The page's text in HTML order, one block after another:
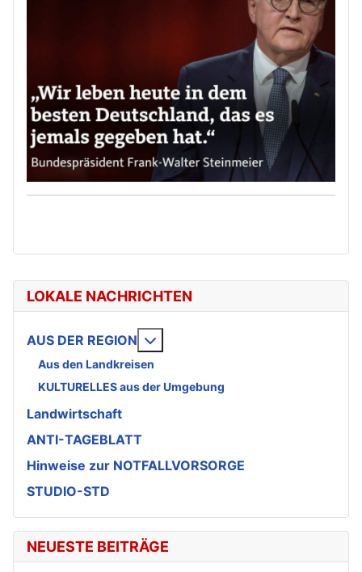
LOKALE NACHRICHTEN
AUS DER REGION
Aus den Landkreisen
KULTURELLES aus der Umgebung
Landwirtschaft
ANTI-TAGEBLATT
Hinweise zur NOTFALLVORSORGE
STUDIO-STD
NEUESTE BEITRÄGE